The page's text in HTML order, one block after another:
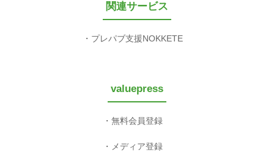
関連サービス
プレパブ支援NOKKETE
valuepress
無料会員登録
メディア登録